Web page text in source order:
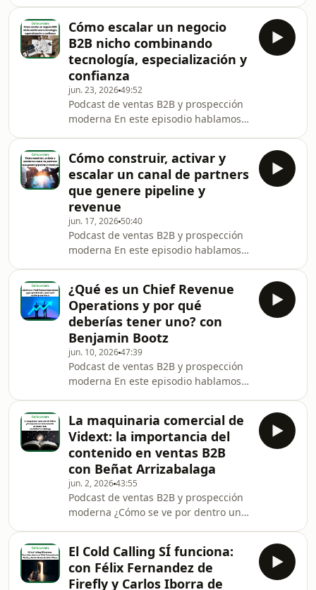
organización comercial, sometido a
presión constante, muchas negativas
y métricas en tiemp
Motiv, sobre cómo diseñar una
estrategia de marketing B2B que
realmente genere negocio: desde
adquisición y conversión hasta
contenido, SEO, LinkedIn, webinars y
eventos presenciales.
https://www.linkedin.com/in/alvaro-
ovejas/
https://www.linkedin.com/company/l
Cómo escalar un negocio
B2B nicho combinando
tecnología, especialización y
confianza
jun. 23, 202649:52
Podcast de ventas B2B y prospección
moderna En este episodio hablamos
nicho combinando tecnología,
especialización extrema y una
relación de confianza con el cliente.
https://www.linkedin.com/in/alemarin/
https://www.linkedin.com/company/brokalia/
Brokalia es una correduría de seguros
centrada en un nicho muy concreto:
admi
Cómo construir, activar y
escalar un canal de partners
que genere pipeline y
revenue
jun. 17, 2026 50:40
Podcast de ventas B2B y prospección
moderna En este episodio hablamos
construir, activar y escalar un canal de
partners que de verdad genere
pipeline y revenue.
https://www.linkedin.com/in/joão-
paiva-dos-santos-a05697152/
https://www.linkedin.com/company/pipedrive/
Revisamos las claves de un buen
programa de partners, desde el
¿Qué es un Chief Revenue
Operations y por qué
deberías tener uno? con
Benjamin Bootz
jun. 10, 202647:39
Podcast de ventas B2B y prospección
moderna En este episodio hablamos
exactamente un Chief Revenue
Operations (RevOps) y por qué esta
figura se ha vuelto clave en empresas
B2B en crecimiento. Ben explica cómo
organizan el equipo de revenue en
CTAIMA (marketing, ventas y
customer success), qué hace el
equipo de revenue operati
La maquinaria comercial de
Vidext: la importancia del
contenido en ventas B2B
con Beñat Arrizabalaga
jun. 2, 202643:55
Podcast de ventas B2B y prospección
moderna ¿Cómo se ve por dentro una
montada, apoyada en IA y en
contenido que vende? En este
episodio de “Yo También Vendo
Empresas”, David Navas charla con
El Cold Calling SÍ funciona:
con Félix Fernandez de
Firefly y Carlos Iborra de